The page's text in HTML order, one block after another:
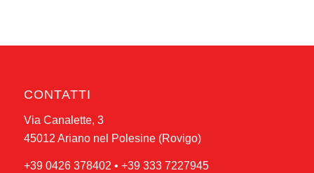
CONTATTI
Via Canalette, 3
45012 Ariano nel Polesine (Rovigo)
+39 0426 378402 • +39 333 7227945